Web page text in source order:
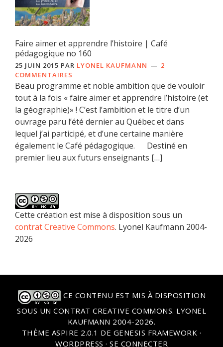
Faire aimer et apprendre l’histoire | Café
pédagogique no 160
25 JUIN 2015 PAR LYONEL KAUFMANN
2
COMMENTAIRES
Beau programme et noble ambition que de vouloir
tout à la fois « faire aimer et apprendre l’histoire (et
la géographie)» ! C’est l’ambition et le titre d’un
ouvrage paru l’été dernier au Québec et dans
lequel j’ai participé, et d’une certaine manière
également le Café pédagogique. Destiné en
premier lieu aux futurs enseignants […]
Cette création est mise à disposition sous un
contrat Creative Commons. Lyonel Kaufmann 2004-
2026
CE CONTENU EST MIS À DISPOSITION
SOUS UN CONTRAT CREATIVE COMMONS. LYONEL
KAUFMANN 2004-2026.
THÈME ASPIRE 2.0.1 DE GENESIS FRAMEWORK ·
WORDPRESS · SE CONNECTER